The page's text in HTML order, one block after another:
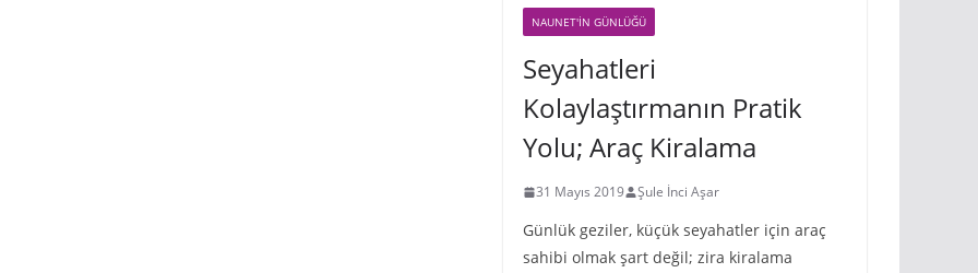
NAUNET'IN GÜNLÜĞÜ
Seyahatleri
Kolaylaştırmanın Pratik
Yolu; Araç Kiralama
31 Mayıs 2019 Şule İnci Aşar
Günlük geziler, küçük seyahatler için araç
sahibi olmak şart değil; zira kiralama